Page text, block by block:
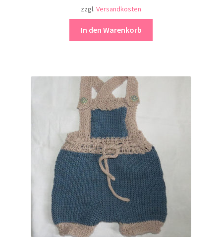
zzgl. Versandkosten
In den Warenkorb